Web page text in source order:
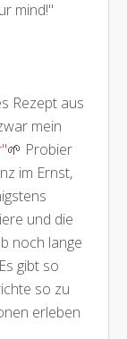
mind!"
Rezept aus
mein
🌱 Probier
im Ernst,
und die
noch lange
gibt so
so zu
erleben